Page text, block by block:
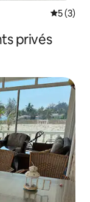
5 (3)
privés